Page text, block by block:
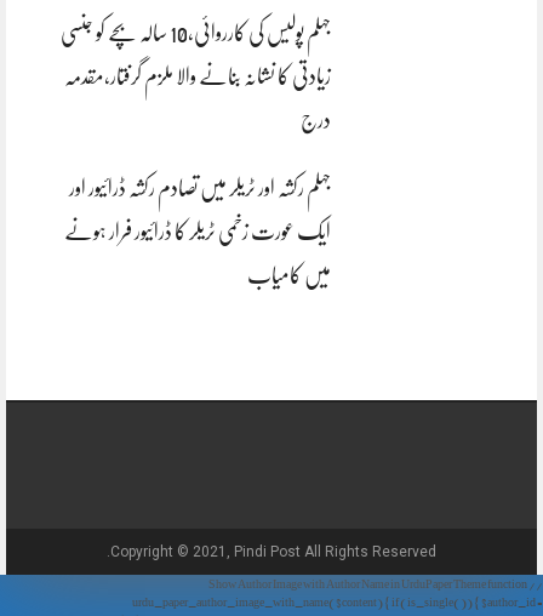
جہلم پولیس کی کارروائی،10 سالہ بچے کو جنسی
زیادتی کا نشانہ بنانے والا ملزم گرفتار،مقدمہ
درج
جہلم رکشہ اور ٹریلر میں تصادم رکشہ ڈرائیور اور
ایک عورت زخمی ٹریلر کا ڈرائیور فرار ہونے
میں کامیاب
Copyright © 2021, Pindi Post All Rights Reserved.
// Show Author Image with Author Name in UrduPaper Theme function
urdu_paper_author_image_with_name($content) { if (is_single()) { $author_id =